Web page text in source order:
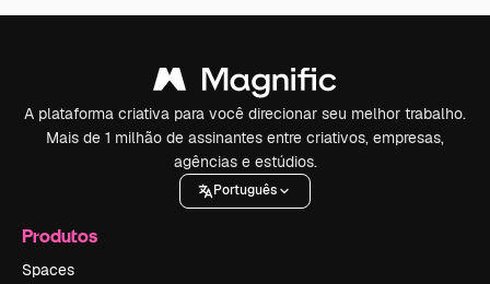
A plataforma criativa para você direcionar seu melhor trabalho.
Mais de 1 milhão de assinantes entre criativos, empresas,
agências e estúdios.
Português
Produtos
Spaces